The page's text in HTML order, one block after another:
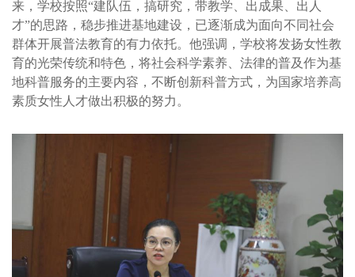
来，学校按照“建队伍，搞研究，带教学、出成果、出人
才”的思路，稳步推进基地建设，已逐渐成为面向不同社会
群体开展普法教育的有力依托。他强调，学校将发扬女性教
育的光荣传统和特色，将社会科学素养、法律的普及作为基
地科普服务的主要内容，不断创新科普方式，为国家培养高
素质女性人才做出积极的努力。